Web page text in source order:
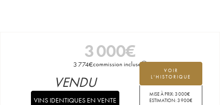
3 000€
3 774€commission incluse
VOIR
L'HISTORIQUE
MISE À PRIX:3 000€
ESTIMATION:3 900€
VENDU
VINS IDENTIQUES EN VENTE